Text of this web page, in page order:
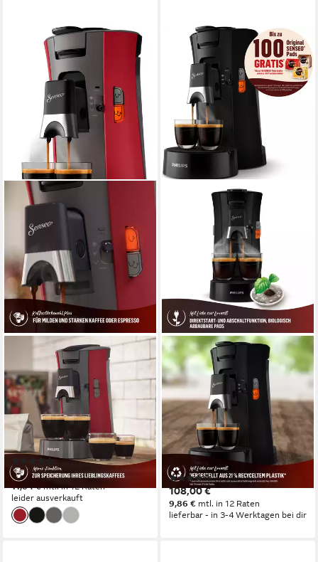
PHILIPS SENSEO
Kaffeepadmaschine Select
CSA240/90, mit drei Kaffee-
Einstellungen
Tassen
0,9 l
Wassertank
1 bar Pumpendruck
(1380)
ab 120,89 €
11,04 €mtl. in 12 Raten
leider ausverkauft
PHILIPS SENSEO
Kaffeepadmaschine Select
CSA230/69, mit drei Kaffee-
Einstellungen, aus 21% rec.
Plastik
0,9 l Wassertank
1 bar Pumpendruck
Abschaltautomatik
Zeitfunktionen
(344)
108,00 €
9,86 € mtl. in 12 Raten
lieferbar - in 3-4 Werktagen bei dir